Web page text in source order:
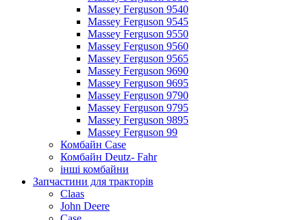
Massey Ferguson 9540
Massey Ferguson 9545
Massey Ferguson 9550
Massey Ferguson 9560
Massey Ferguson 9565
Massey Ferguson 9690
Massey Ferguson 9695
Massey Ferguson 9790
Massey Ferguson 9795
Massey Ferguson 9895
Massey Ferguson 99
Комбайн Case
Комбайн Deutz- Fahr
інші комбайни
Запчастини для тракторів
Claas
John Deere